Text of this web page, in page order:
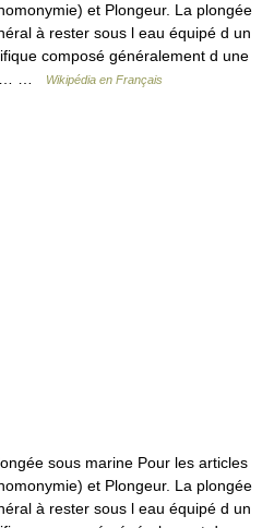
et Plongeur. La plongée
à rester sous l eau équipé d un
composé généralement d une
…
Wikipédia en Français
sous marine Pour les articles
et Plongeur. La plongée
à rester sous l eau équipé d un